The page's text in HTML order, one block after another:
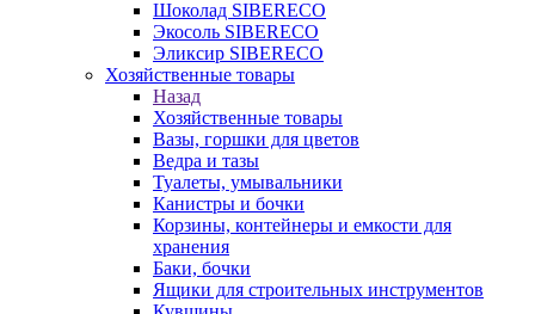
Шоколад SIBERECO
Экосоль SIBERECO
Эликсир SIBERECO
Хозяйственные товары
Назад
Хозяйственные товары
Вазы, горшки для цветов
Ведра и тазы
Туалеты, умывальники
Канистры и бочки
Корзины, контейнеры и емкости для
хранения
Баки, бочки
Ящики для строительных инструментов